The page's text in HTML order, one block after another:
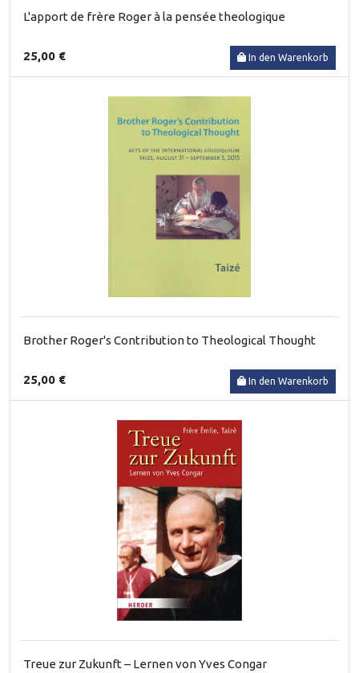
L'apport de frère Roger à la pensée theologique
25,00 € In den Warenkorb
Brother Roger's Contribution to Theological Thought
25,00 € In den Warenkorb
Treue zur Zukunft – Lernen von Yves Congar